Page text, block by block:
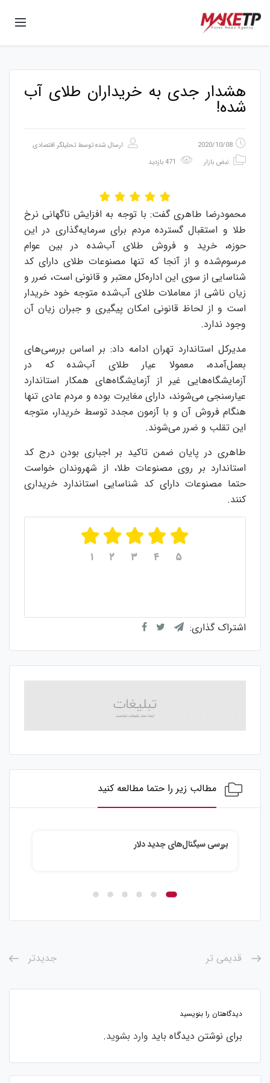
هشدار جدی به خریداران طلای آب
شده!
2020/10/08 ارسال شده توسط تحلیلگر اقتصادی
نبض بازار
محمودرضا طاهری گفت: با توجه به افزایش ناگهانی نرخ
طلا و استقبال گسترده مردم برای سرمایه‌گذاری در این
حوزه، خرید و فروش طلای آب‌‎شده در بین عوام
مرسوم‌شده و از آنجا که تنها مصنوعات طلای دارای کد
شناسایی از سوی این اداره‌کل معتبر و قانونی است، ضرر و
زیان ناشی از معاملات طلای آب‌شده متوجه خود خریدار
است و از لحاظ قانونی امکان پیگیری و جبران زیان آن
وجود ندارد.
مدیرکل استاندارد تهران ادامه داد: بر اساس بررسی‌های
بعمل‌آمده، معمولا عیار طلای ‌آب‌شده که در
آزمایشگاه‌هایی غیر از آزمایشگاه‌های همکار استاندارد
عیارسنجی می‌شوند، دارای مغایرت بوده و مردم عادی تنها
هنگام فروش آن و با آزمون مجدد توسط خریدار، متوجه
این تقلب و ضرر می‌شوند.
طاهری در پایان ضمن تاکید بر اجباری بودن درج کد
استاندارد بر روی مصنوعات طلا، از شهروندان خواست
حتما مصنوعات دارای کد شناسایی استاندارد خریداری
کنند.
۱ ۲ ۳ ۴ ۵
اشتراک گذاری:
مطالب زیر را حتما مطالعه کنید
بررسی سیگنال‌های جدید دلار
قدیمی تر جدیدتر
دیدگاهتان را بنویسید
برای نوشتن دیدگاه باید وارد بشوید.